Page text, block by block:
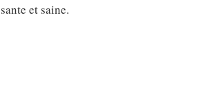
et saine.